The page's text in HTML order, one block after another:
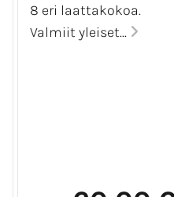
8 eri laattakokoa.
Valmiit yleiset...